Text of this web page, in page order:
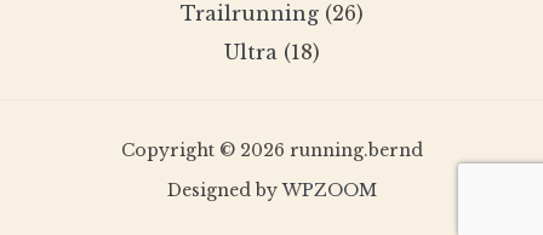
Trailrunning(26)
Ultra(18)
Copyright © 2026 running.bernd
Designed byWPZOOM